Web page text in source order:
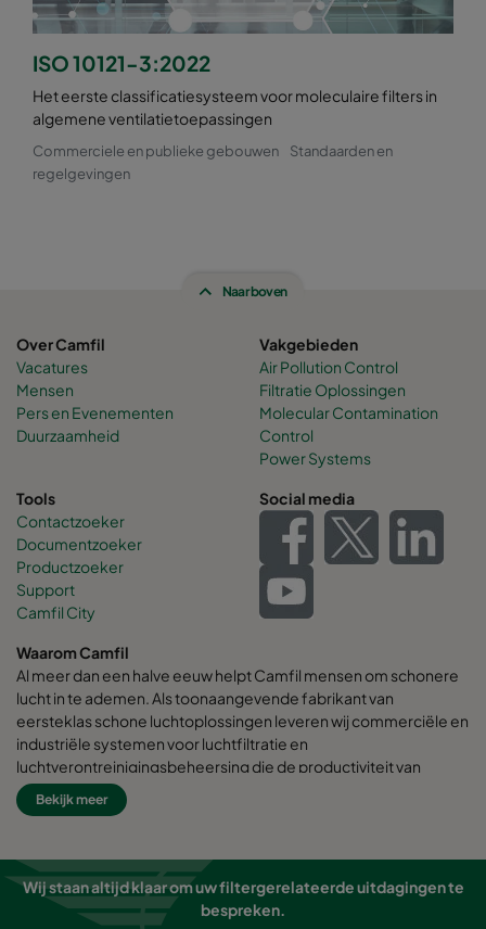
ISO 10121-3:2022
Het eerste classificatiesysteem voor moleculaire filters in
algemene ventilatietoepassingen
Commerciele en publieke gebouwen
Standaarden en
regelgevingen
Naar boven
Over Camfil
Vacatures
Mensen
Pers en Evenementen
Duurzaamheid
Vakgebieden
Air Pollution Control
Filtratie Oplossingen
Molecular Contamination
Control
Power Systems
Tools
Contactzoeker
Documentzoeker
Productzoeker
Support
Camfil City
Social media
Waarom Camfil
Al meer dan een halve eeuw helpt Camfil mensen om schonere
lucht in te ademen. Als toonaangevende fabrikant van
eersteklas schone luchtoplossingen leveren wij commerciële en
industriële systemen voor luchtfiltratie en
luchtverontreinigingsbeheersing die de productiviteit van
werknemers en apparatuur verbeteren, het energieverbruik
minimaliseren en de menselijke gezondheid en het milieu ten
Wij zijn ervan overtuigd dat de beste oplossingen voor onze
klanten ook de beste oplossingen voor onze planeet zijn.
Daarom houden we bij elke stap - van ontwerp tot levering en
Bekijk meer
Wij staan altijd klaar om uw filtergerelateerde uitdagingen te
bespreken.